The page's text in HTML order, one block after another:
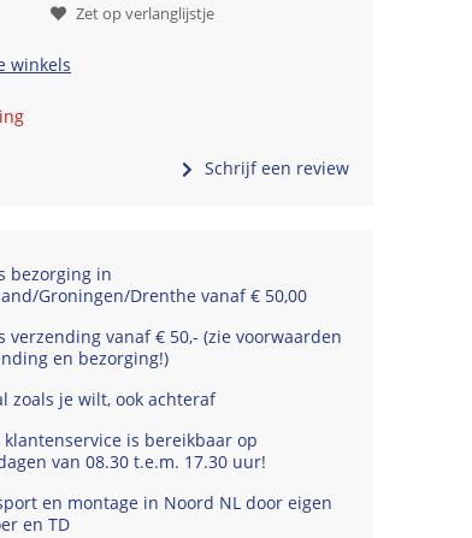
Zet op verlanglijstje
winkels
Schrijf een review
bezorging in
Groningen/Drenthe vanaf € 50,00
verzending vanaf € 50,- (zie voorwaarden
en bezorging!)
zoals je wilt, ook achteraf
klantenservice is bereikbaar op
van 08.30 t.e.m. 17.30 uur!
en montage in Noord NL door eigen
en TD